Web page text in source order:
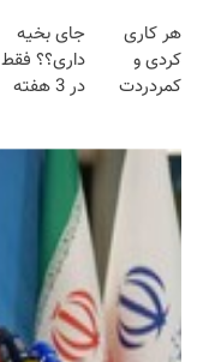
بکار
(تضمینی)
محوش کن!
هر کاری
کردی و
کمردردت
پرسشنامه و
دریافت راه
حل
جای بخیه
داری؟؟ فقط
در 3 هفته